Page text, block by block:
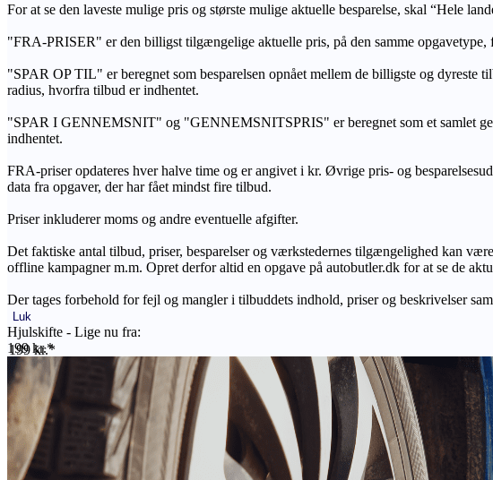
For at se den laveste mulige pris og største mulige aktuelle besparelse, skal “Hele
"FRA-PRISER" er den billigst tilgængelige aktuelle pris, på den samme opgavetype,
"SPAR OP TIL" er beregnet som besparelsen opnået mellem de billigste og dyreste
radius, hvorfra tilbud er indhentet.
"SPAR I GENNEMSNIT" og "GENNEMSNITSPRIS" er beregnet som et samlet
indhentet.
FRA-priser opdateres hver halve time og er angivet i kr. Øvrige pris- og
data fra opgaver, der har fået mindst fire tilbud.
Priser inkluderer moms og andre eventuelle afgifter.
Det faktiske antal tilbud, priser, besparelser og værkstedernes tilgængelighed kan
offline kampagner m.m. Opret derfor altid en opgave på autobutler.dk for at se de
Der tages forbehold for fejl og mangler i tilbuddets indhold, priser og beskrivelser
Luk
Hjulskifte - Lige nu fra:
199 kr.*